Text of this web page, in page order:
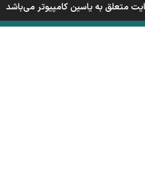
متعلق به یاسین کامپیوتر می‌باشد